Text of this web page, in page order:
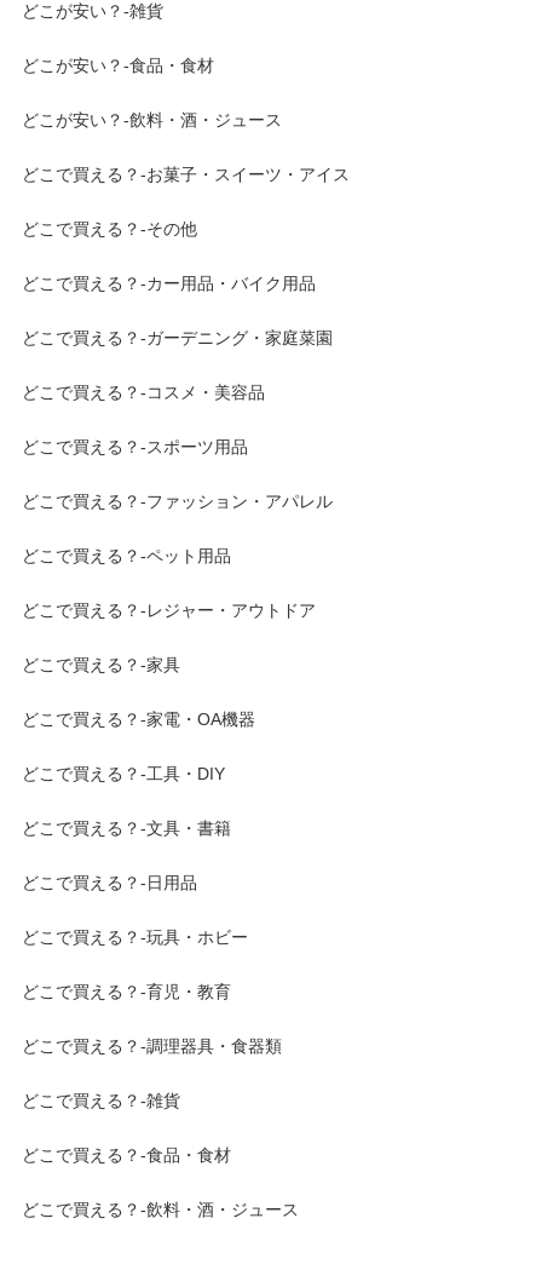
どこが安い？-雑貨
どこが安い？-食品・食材
どこが安い？-飲料・酒・ジュース
どこで買える？-お菓子・スイーツ・アイス
どこで買える？-その他
どこで買える？-カー用品・バイク用品
どこで買える？-ガーデニング・家庭菜園
どこで買える？-コスメ・美容品
どこで買える？-スポーツ用品
どこで買える？-ファッション・アパレル
どこで買える？-ペット用品
どこで買える？-レジャー・アウトドア
どこで買える？-家具
どこで買える？-家電・OA機器
どこで買える？-工具・DIY
どこで買える？-文具・書籍
どこで買える？-日用品
どこで買える？-玩具・ホビー
どこで買える？-育児・教育
どこで買える？-調理器具・食器類
どこで買える？-雑貨
どこで買える？-食品・食材
どこで買える？-飲料・酒・ジュース